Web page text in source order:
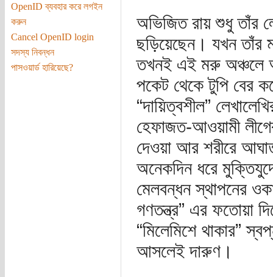
OpenID ব্যবহার করে লগইন
করুন
Cancel OpenID login
সদস্য নিবন্ধন
পাসওয়ার্ড হারিয়েছে?
অভিজিত রায় শুধু তাঁর
ছড়িয়েছেন। যখন তাঁর
তখনই এই মরু অঞ্চলে
পকেট থেকে টুপি বের
“দায়িত্বশীল”
হেফাজত-আওয়ামী
দেওয়া আর শরীরে
অনেকদিন ধরে
মেলবন্ধন স্থাপনের
গণতন্ত্র” এর ফতোয়া
“মিলেমিশে থাকার”
আসলেই দারুণ।